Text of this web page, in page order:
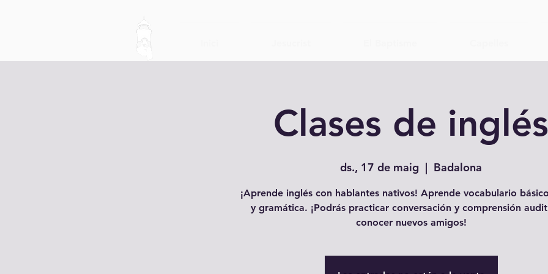
Clases de inglés
ds., 17 de maig
  |
Badalona
¡Aprende inglés con hablantes nativos! Aprende vocabulario
y gramática. ¡Podrás practicar conversación y comprensión
conocer nuevos amigos!